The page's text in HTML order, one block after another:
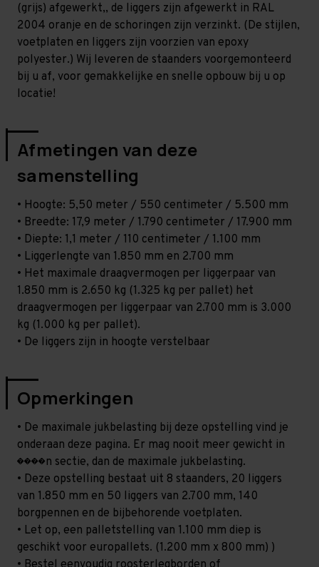
(grijs) afgewerkt,, de liggers zijn afgewerkt in RAL
2004 oranje en de schoringen zijn verzinkt. (De stijlen,
voetplaten en liggers zijn voorzien van epoxy
polyester.) Wij leveren de staanders voorgemonteerd
bij u af, voor gemakkelijke en snelle opbouw bij u op
locatie!
Afmetingen van deze
samenstelling
• Hoogte: 5,50 meter / 550 centimeter / 5.500 mm
• Breedte: 17,9 meter / 1.790 centimeter / 17.900 mm
• Diepte: 1,1 meter / 110 centimeter / 1.100 mm
• Liggerlengte van 1.850 mm en 2.700 mm
• Het maximale draagvermogen per liggerpaar van
1.850 mm is 2.650 kg (1.325 kg per pallet) het
draagvermogen per liggerpaar van 2.700 mm is 3.000
kg (1.000 kg per pallet).
• De liggers zijn in hoogte verstelbaar
Opmerkingen
• De maximale jukbelasting bij deze opstelling vind je
onderaan deze pagina. Er mag nooit meer gewicht in
����n sectie, dan de maximale jukbelasting.
• Deze opstelling bestaat uit 8 staanders, 20 liggers
van 1.850 mm en 50 liggers van 2.700 mm, 140
borgpennen en de bijbehorende voetplaten.
• Let op, een palletstelling van 1.100 mm diep is
geschikt voor europallets. (1.200 mm x 800 mm) )